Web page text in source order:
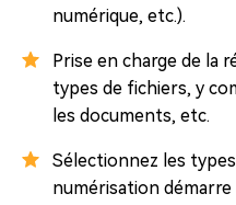
numérique, etc.).
Prise en charge de la
types de fichiers, y
les documents, etc.
Sélectionnez les
numérisation